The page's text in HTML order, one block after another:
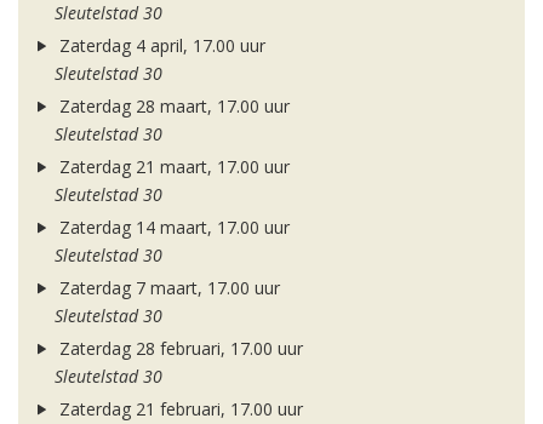
Sleutelstad 30
Zaterdag 4 april, 17.00 uur
Sleutelstad 30
Zaterdag 28 maart, 17.00 uur
Sleutelstad 30
Zaterdag 21 maart, 17.00 uur
Sleutelstad 30
Zaterdag 14 maart, 17.00 uur
Sleutelstad 30
Zaterdag 7 maart, 17.00 uur
Sleutelstad 30
Zaterdag 28 februari, 17.00 uur
Sleutelstad 30
Zaterdag 21 februari, 17.00 uur